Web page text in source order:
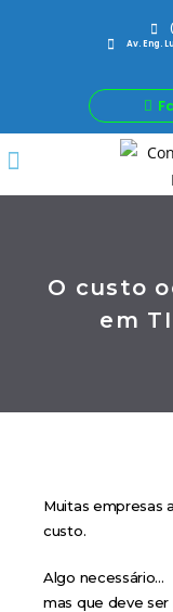
Av. Eng.
O custo
em
Muitas empresas
custo.
Algo necessário…
mas que deve